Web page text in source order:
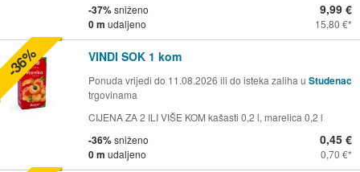
-37%sniženo
0 m udaljeno
9,99 €
15,80 €
VINDI SOK 1 kom
Ponuda vrijedi do 11.08.2026 ili do isteka zaliha u Studenac
trgovinama
CIJENA ZA 2 ILI VIŠE KOM kašasti 0,2 l, marelica 0,2 l
-36%sniženo
0 m udaljeno
0,45 €
0,70 €
-36%